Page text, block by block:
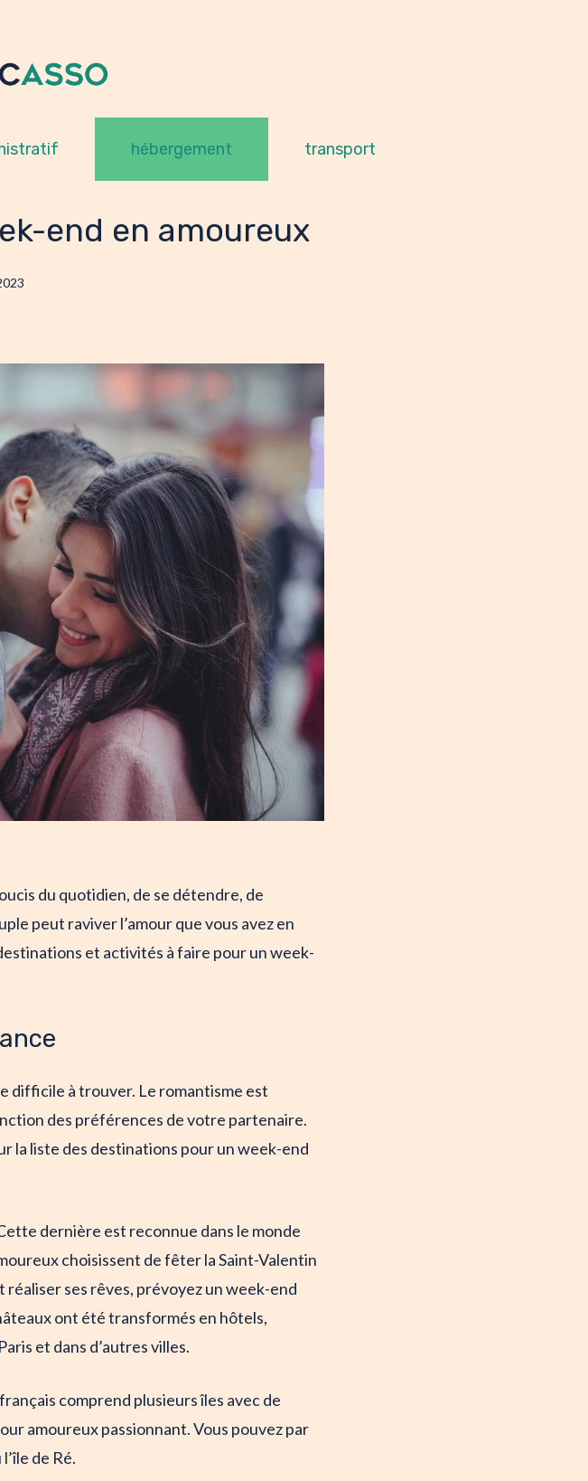
hébergement transport
end en amoureux
du quotidien, de se détendre, de
peut raviver l’amour que vous avez en
et activités à faire pour un week-
difficile à trouver. Le romantisme est
des préférences de votre partenaire.
la liste des destinations pour un week-end
dernière est reconnue dans le monde
choisissent de fêter la Saint-Valentin
ses rêves, prévoyez un week-end
ont été transformés en hôtels,
et dans d’autres villes.
comprend plusieurs îles avec de
amoureux passionnant. Vous pouvez par
de Ré.